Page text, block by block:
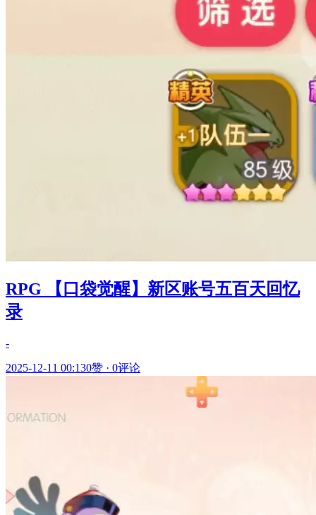
RPG 【口袋觉醒】新区账号五百天回忆
录
-
2025-12-11 00:130赞 · 0评论